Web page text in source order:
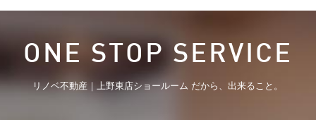
ONE STOP SERVICE
リノベ不動産｜上野東店ショールーム だから、出来ること。